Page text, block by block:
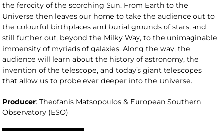
the ferocity of the scorching Sun. From Earth to the
Universe then leaves our home to take the audience out to
the colourful birthplaces and burial grounds of stars, and
still further out, beyond the Milky Way, to the unimaginable
immensity of myriads of galaxies. Along the way, the
audience will learn about the history of astronomy, the
invention of the telescope, and today’s giant telescopes
that allow us to probe ever deeper into the Universe.
Producer: Theofanis Matsopoulos & European Southern
Observatory (ESO)